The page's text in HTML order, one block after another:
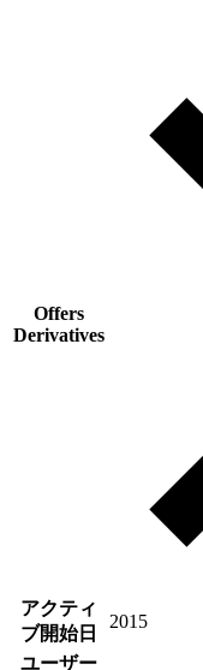
Offers
Derivatives
アクティ
ブ開始日
2015
ユーザー